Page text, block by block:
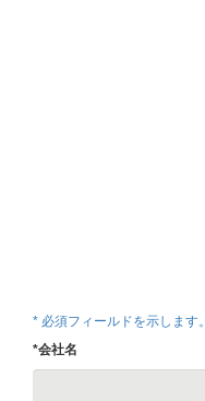
* 必須フィールドを示します。
*会社名